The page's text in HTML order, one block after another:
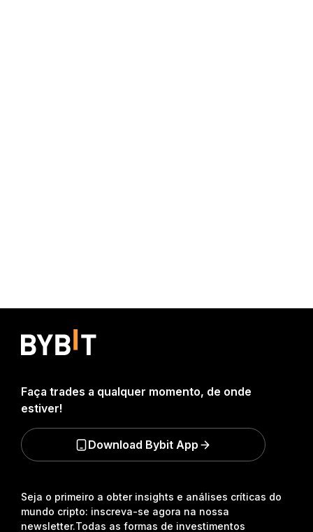
Seja o primeiro a obter insights e análises críticas do
mundo cripto: inscreva-se agora na nossa
newsletter.Todas as formas de investimentos
Faça trades a qualquer momento, de onde
estiver!
Download Bybit App